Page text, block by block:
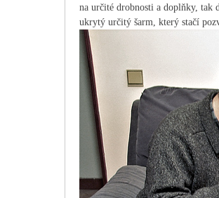
na určité drobnosti a doplňky, tak
ukrytý určitý šarm, který stačí